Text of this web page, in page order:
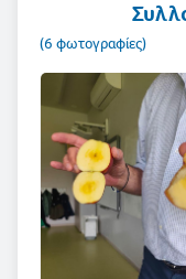
(6 φωτογραφίες)